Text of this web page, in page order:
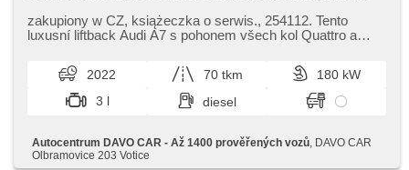
sledování únavy řidiče, parkovací kamera, parkovací
senzory přední, parkovací senzory zadní, asystent
světlomety, reflektory LED, lampy tylne LED, LED denní
svícení, automatické přepínání dálkových světel, światła do
jazdy dziennej, spryskiwacze reflektorów, czujnik ciśnienia
opon, podgrzewane fotele, skórzana tapicerka, skórzanna
regulowane, kanapa tylna dzielona, podgrzewana
kierownica, bezklíčové odemykání, przycisk start, el.
otwieranie bagażnika, Apple CarPlay, Android Auto,
zakupiony w CZ,​ książeczka o serwis.,​ 254112. Tento
luxusní liftback Audi A7 s pohonem všech kol Quattro a
2022 70 tkm
180 kW
3 l
diesel
Autocentrum DAVO CAR - Až 1400 prověřených vozů , DAVO CAR
Olbramovice 203 Votice